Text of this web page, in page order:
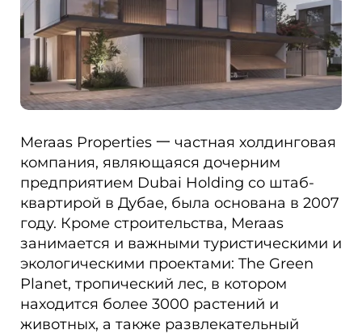
Meraas Properties 一 частная холдинговая
компания, являющаяся дочерним
предприятием Dubai Holding со штаб-
квартирой в Дубае, была основана в 2007
году. Кроме строительства, Meraas
занимается и важными туристическими и
экологическими проектами: The Green
Planet, тропический лес, в котором
находится более 3000 растений и
животных, а также развлекательный